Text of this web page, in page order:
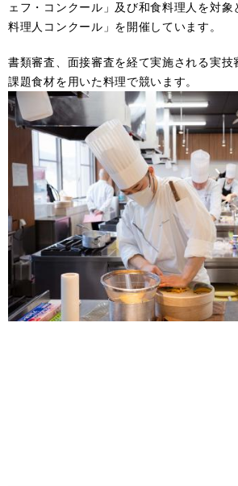
ェフ・コンクール」及び和食料理人を対
料理人コンクール」を開催しています。​
書類審査、面接審査を経て実施される実技
課題食材を用いた料理で競います。